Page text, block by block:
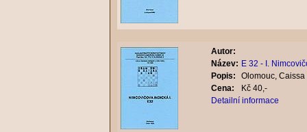
Autor:
Název: E 32 - I.
Popis:
Olomouc,
Cena:
Kč 40,-
Detailní informace